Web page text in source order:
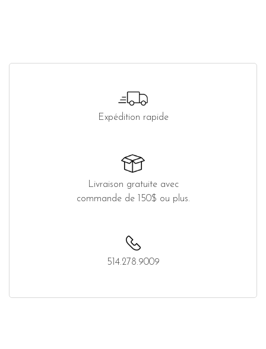
Expédition rapide
Livraison gratuite avec
commande de 150$ ou plus.
514.278.9009